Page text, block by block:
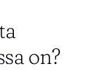
on?